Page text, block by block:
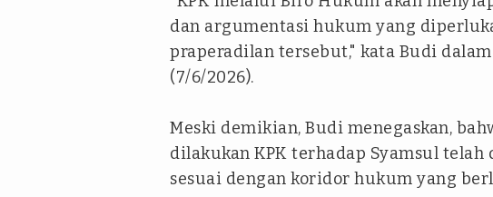
dan argumentasi hukum yang
praperadilan tersebut," kata Budi
(7/6/2026).
Meski demikian, Budi menegaskan,
dilakukan KPK terhadap Syamsul
sesuai dengan koridor hukum yang